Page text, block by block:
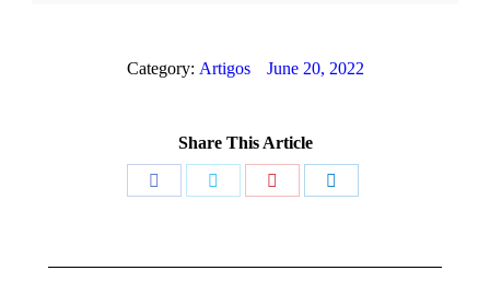
Category: Artigos June 20, 2022
Share This Article